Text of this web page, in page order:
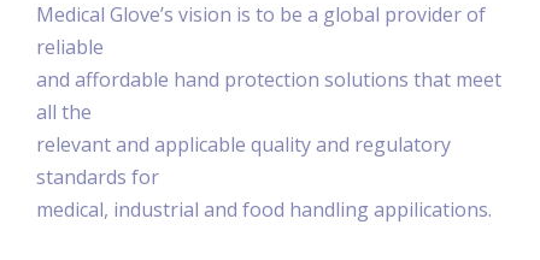
Medical Glove’s vision is to be a global provider of
reliable
and affordable hand protection solutions that meet
all the
relevant and applicable quality and regulatory
standards for
medical, industrial and food handling appilications.